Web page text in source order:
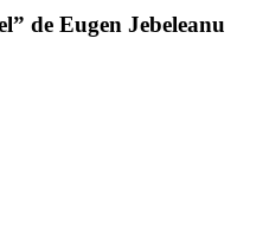
de Eugen Jebeleanu